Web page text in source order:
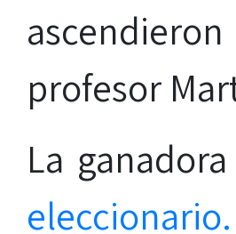
profesor
La
eleccionario.